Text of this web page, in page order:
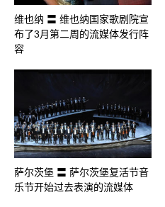
维也纳 〓 维也纳国家歌剧院宣
布了3月第二周的流媒体发行阵
容
萨尔茨堡 〓 萨尔茨堡复活节音
乐节开始过去表演的流媒体